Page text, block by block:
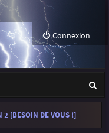
Connexion
e
2 [BESOIN DE VOUS !]